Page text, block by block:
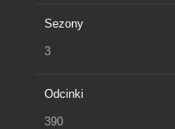
Sezony
3
Odcinki
390